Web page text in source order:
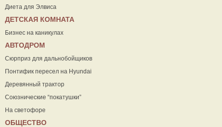
Диета для Элвиса
ДЕТСКАЯ КОМНАТА
Бизнес на каникулах
АВТОДРОМ
Сюрприз для дальнобойщиков
Понтифик пересел на Hyundai
Деревянный трактор
Союзнические “покатушки”
На светофоре
ОБЩЕСТВО